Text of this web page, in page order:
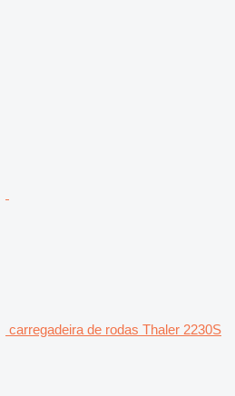
carregadeira de rodas Thaler 2230S